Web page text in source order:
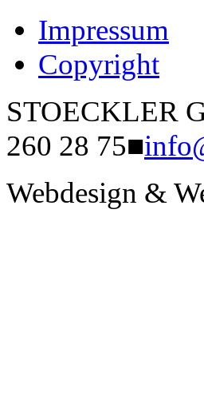
Impressum
Copyright
STOECKLER
260 28 75■
Webdesign &